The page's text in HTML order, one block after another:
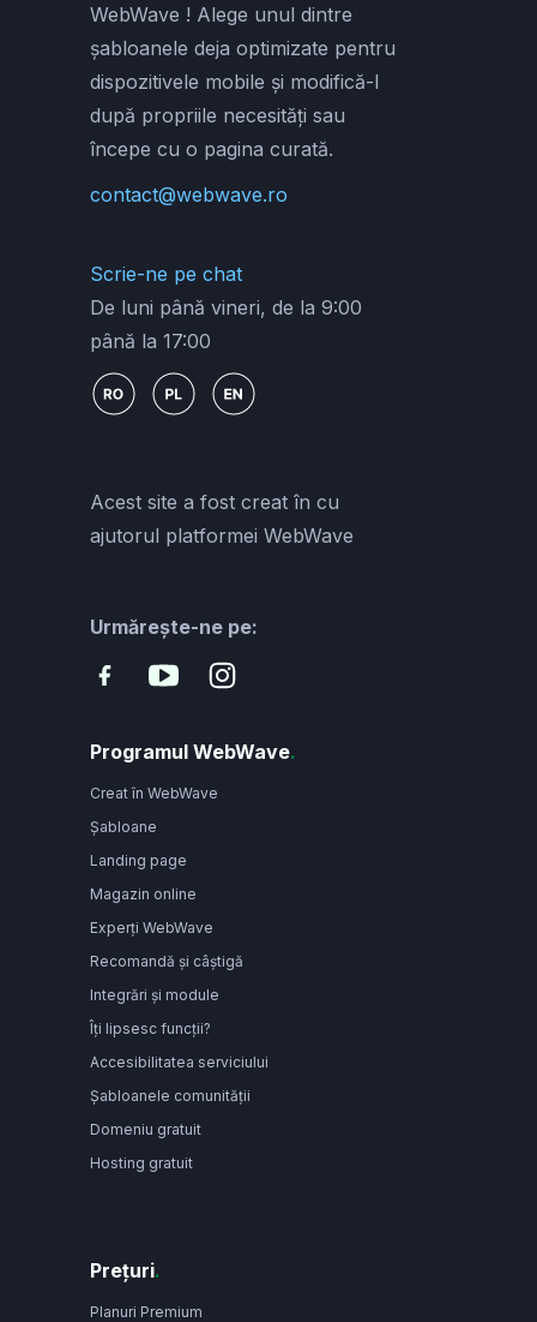
Programul WebWave.
Creat în WebWave
Șabloane
Landing page
Magazin online
Experți WebWave
Recomandă și câștigă
Integrări și module
Îți lipsesc funcții?
Accesibilitatea serviciului
Șabloanele comunității
Domeniu gratuit
Hosting gratuit
Prețuri.
Planuri Premium
WebWave ! Alege unul dintre
șabloanele deja optimizate pentru
dispozitivele mobile și modifică-l
după propriile necesități sau
începe cu o pagina curată.
contact@webwave.ro
Scrie-ne pe chat
De luni până vineri, de la 9:00
până la 17:00
Acest site a fost creat în cu
ajutorul platformei WebWave
Urmărește-ne pe: